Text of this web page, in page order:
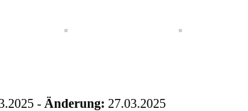
- Änderung: 27.03.2025